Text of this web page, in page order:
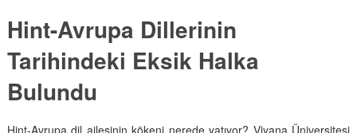
Hint-Avrupa Dillerinin
Tarihindeki Eksik Halka
Bulundu
Hint-Avrupa dil ailesinin kökeni nerede yatıyor? Viyana Üniversitesi